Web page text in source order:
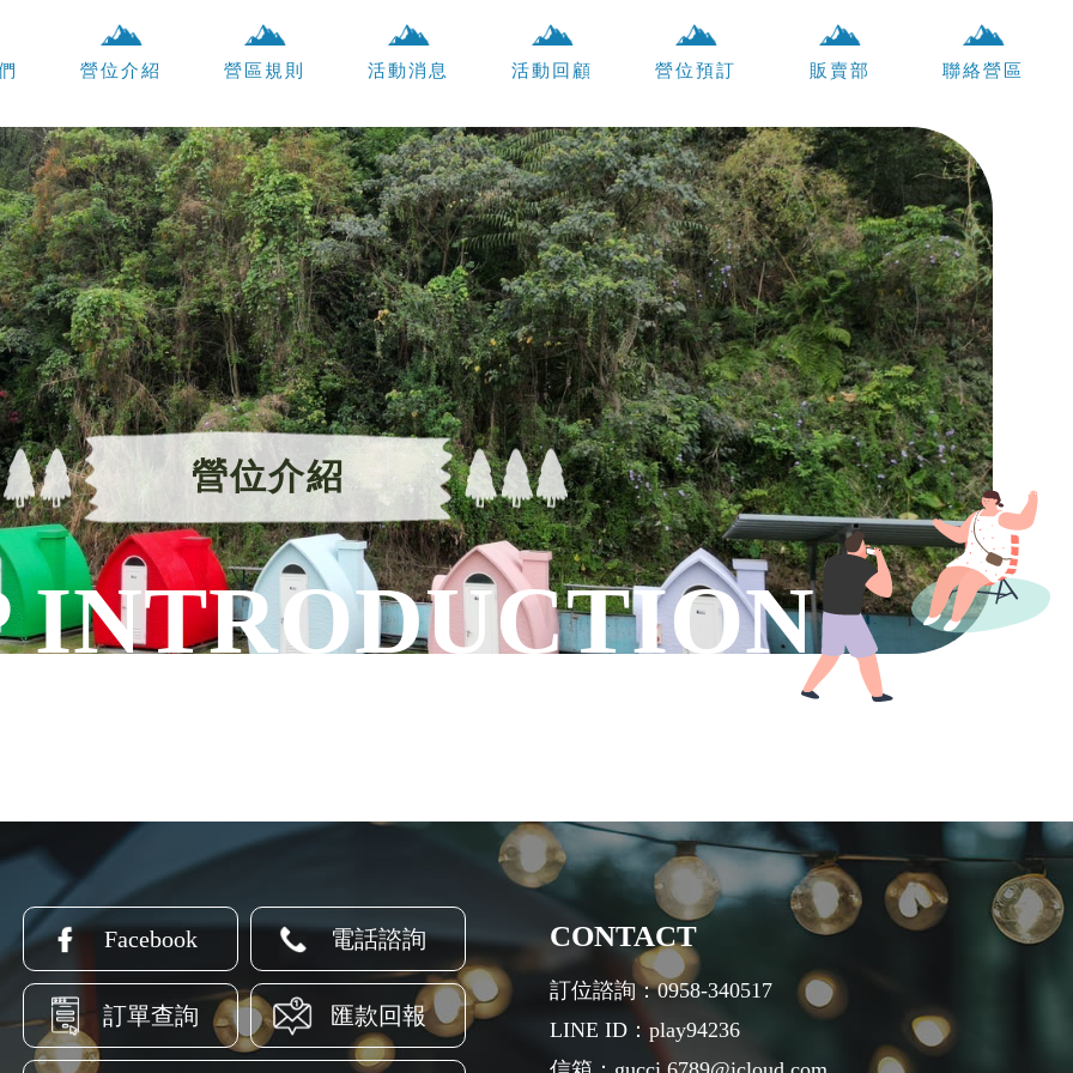
營位介紹 營區規則 活動消息 活動回顧 營位預訂 販賣部 聯絡營區
營位介紹
Facebook 電話諮詢
訂單查詢 匯款回報
CONTACT
訂位諮詢：0958-340517
LINE ID：play94236